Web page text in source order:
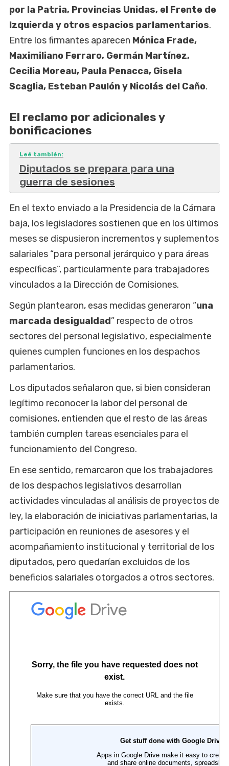
por la Patria, Provincias Unidas, el Frente de
Izquierda y otros espacios parlamentarios.
Entre los firmantes aparecen Mónica Frade,
Maximiliano Ferraro, Germán Martínez,
Cecilia Moreau, Paula Penacca, Gisela
Scaglia, Esteban Paulón y Nicolás del Caño.
El reclamo por adicionales y
bonificaciones
Leé también:
Diputados se prepara para una
guerra de sesiones
En el texto enviado a la Presidencia de la Cámara
baja, los legisladores sostienen que en los últimos
meses se dispusieron incrementos y suplementos
salariales “para personal jerárquico y para áreas
específicas”, particularmente para trabajadores
vinculados a la Dirección de Comisiones.
Según plantearon, esas medidas generaron “una
marcada desigualdad” respecto de otros
sectores del personal legislativo, especialmente
quienes cumplen funciones en los despachos
parlamentarios.
Los diputados señalaron que, si bien consideran
legítimo reconocer la labor del personal de
comisiones, entienden que el resto de las áreas
también cumplen tareas esenciales para el
funcionamiento del Congreso.
En ese sentido, remarcaron que los trabajadores
de los despachos legislativos desarrollan
actividades vinculadas al análisis de proyectos de
ley, la elaboración de iniciativas parlamentarias, la
participación en reuniones de asesores y el
acompañamiento institucional y territorial de los
diputados, pero quedarían excluidos de los
beneficios salariales otorgados a otros sectores.